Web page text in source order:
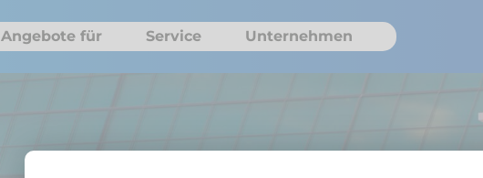
Angebote für Service Unternehmen